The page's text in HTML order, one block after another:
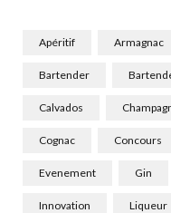
Apéritif Armagnac
Bartender
Calvados
Cognac Concours
Evenement Gin
Innovation Liqueur